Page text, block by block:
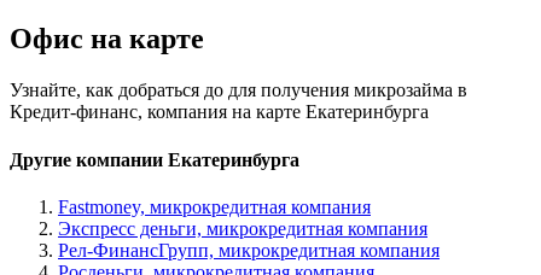
Офис на карте
Узнайте, как добраться до для получения микрозайма в
Кредит-финанс, компания на карте Екатеринбурга
Другие компании Екатеринбурга
Fastmoney, микрокредитная компания
Экспресс деньги, микрокредитная компания
Рел-ФинансГрупп, микрокредитная компания